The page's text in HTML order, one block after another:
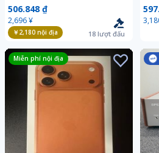
506.848 ₫
2,696 ¥
￥2,180nội địa 18 lượt đấu
ー
Miễn phí nội địa